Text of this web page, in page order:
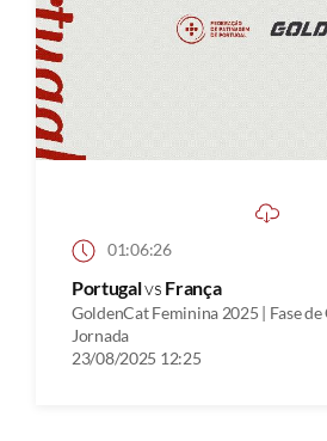
01:06:26
Portugalvs França
GoldenCat Feminina 2025 | Fase de
Jornada
23/08/2025 12:25